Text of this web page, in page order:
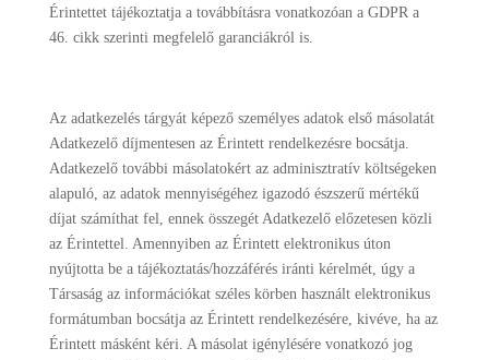
Érintettet tájékoztatja a továbbításra vonatkozóan a GDPR a
46. cikk szerinti megfelelő garanciákról is.
Az adatkezelés tárgyát képező személyes adatok első másolatát
Adatkezelő díjmentesen az Érintett rendelkezésre bocsátja.
Adatkezelő további másolatokért az adminisztratív költségeken
alapuló, az adatok mennyiségéhez igazodó észszerű mértékű
díjat számíthat fel, ennek összegét Adatkezelő előzetesen közli
az Érintettel. Amennyiben az Érintett elektronikus úton
nyújtotta be a tájékoztatás/hozzáférés iránti kérelmét, úgy a
Társaság az információkat széles körben használt elektronikus
formátumban bocsátja az Érintett rendelkezésére, kivéve, ha az
Érintett másként kéri. A másolat igénylésére vonatkozó jog